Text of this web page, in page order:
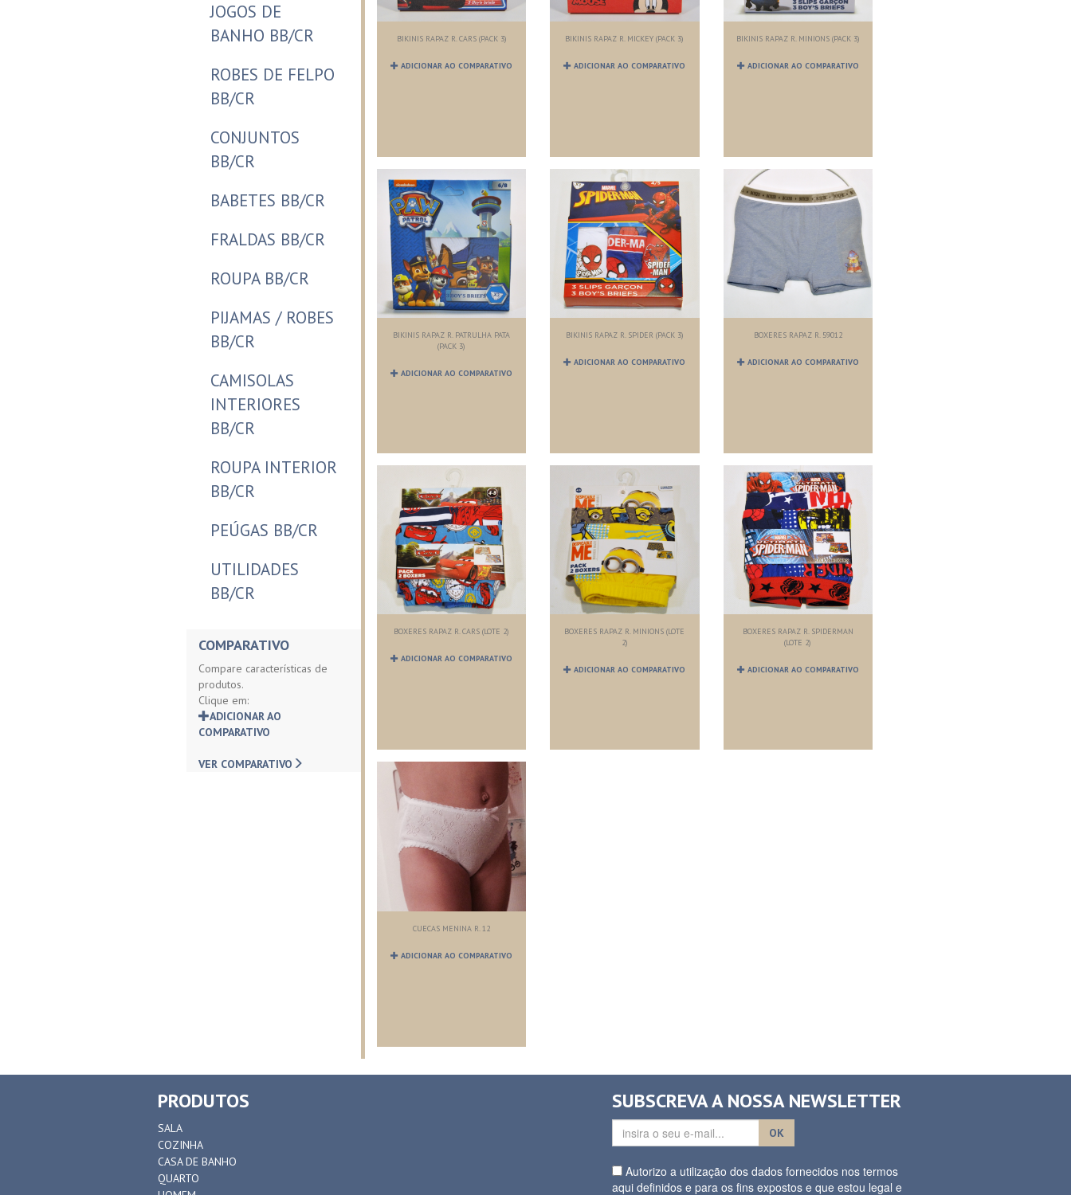
JOGOS DE
BANHO BB/CR
ROBES DE FELPO
BB/CR
CONJUNTOS
BB/CR
BABETES BB/CR
FRALDAS BB/CR
ROUPA BB/CR
PIJAMAS / ROBES
BB/CR
CAMISOLAS
INTERIORES
BB/CR
ROUPA INTERIOR
BB/CR
PEÚGAS BB/CR
UTILIDADES
BB/CR
COMPARATIVO
Compare características de
produtos.
Clique em:
ADICIONAR AO
COMPARATIVO
VER COMPARATIVO
BIKINIS RAPAZ R. CARS (PACK 3)
ADICIONAR AO COMPARATIVO
BIKINIS RAPAZ R. MICKEY (PACK 3)
ADICIONAR AO COMPARATIVO
BIKINIS RAPAZ R. MINIONS (PACK 3)
ADICIONAR AO COMPARATIVO
BIKINIS RAPAZ R. PATRULHA PATA
(PACK 3)
ADICIONAR AO COMPARATIVO
BIKINIS RAPAZ R. SPIDER (PACK 3)
ADICIONAR AO COMPARATIVO
BOXERES RAPAZ R. 59012
ADICIONAR AO COMPARATIVO
BOXERES RAPAZ R. CARS (LOTE 2)
ADICIONAR AO COMPARATIVO
BOXERES RAPAZ R. MINIONS (LOTE
2)
ADICIONAR AO COMPARATIVO
BOXERES RAPAZ R. SPIDERMAN
(LOTE 2)
ADICIONAR AO COMPARATIVO
CUECAS MENINA R. 12
ADICIONAR AO COMPARATIVO
PRODUTOS
SALA
COZINHA
CASA DE BANHO
QUARTO
SUBSCREVA A NOSSA NEWSLETTER
OK
Autorizo a utilização dos dados fornecidos nos termos
aqui definidos e para os fins expostos e que estou legal e